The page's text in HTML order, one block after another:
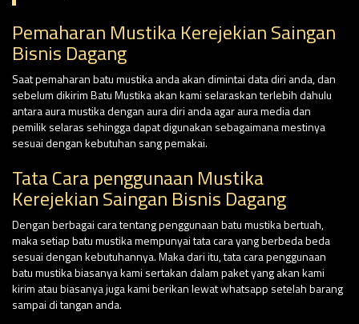
Pemaharan Mustika Kerejekian Saingan
Bisnis Dagang
Saat pemaharan batu mustika anda akan dimintai data diri anda, dan
sebelum dikirim Batu Mustika akan kami selaraskan terlebih dahulu
antara aura mustika dengan aura diri anda agar aura media dan
pemilik selaras sehingga dapat digunakan sebagaimana mestinya
sesuai dengan kebutuhan sang pemakai.
Tata Cara penggunaan Mustika
Kerejekian Saingan Bisnis Dagang
Dengan berbagai cara tentang penggunaan batu mustika bertuah,
maka setiap batu mustika mempunyai tata cara yang berbeda beda
sesuai dengan kebutuhannya. Maka dari itu, tata cara penggunaan
batu mustika biasanya kami sertakan dalam paket yang akan kami
kirim atau biasanya juga kami berikan lewat whatsapp setelah barang
sampai di tangan anda.